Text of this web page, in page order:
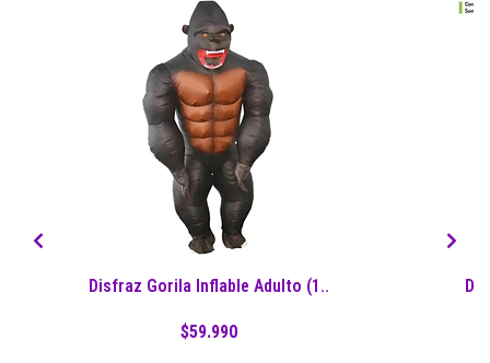
Disfraz Gorila Inflable Adulto (1..
$59.990